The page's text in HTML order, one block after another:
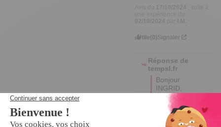
17/10/2024
une expérience du
02/10/2024
par I.M.
Utile(0)Signaler
Réponse de
tempsl.fr
Bonjour
INGRID,
Merci pour
votre gentil
retour,
nous